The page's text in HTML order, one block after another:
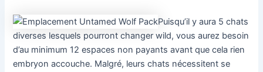
Puisqu’il y aura 5 chats
diverses lesquels pourront changer wild, vous aurez besoin
d’au minimum 12 espaces non payants avant que cela rien
embryon accouche. Malgré, leurs chats nécessitent se